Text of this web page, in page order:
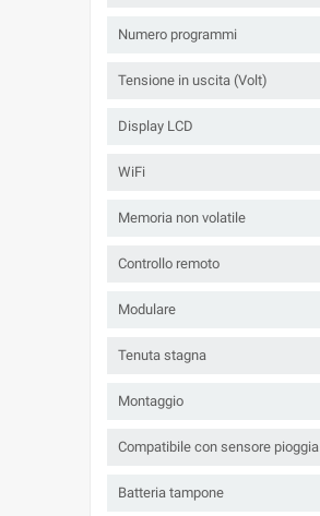
Numero programmi
Tensione in uscita (Volt)
Display LCD
WiFi
Memoria non volatile
Controllo remoto
Modulare
Tenuta stagna
Montaggio
Compatibile con sensore pioggia
Batteria tampone